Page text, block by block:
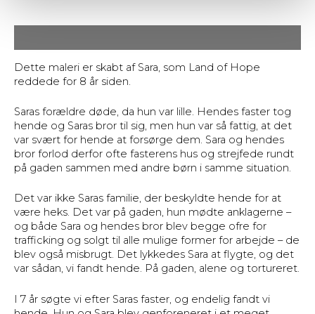
Dette maleri er skabt af Sara, som Land of Hope
reddede for 8 år siden.
Saras forældre døde, da hun var lille. Hendes faster tog
hende og Saras bror til sig, men hun var så fattig, at det
var svært for hende at forsørge dem. Sara og hendes
bror forlod derfor ofte fasterens hus og strejfede rundt
på gaden sammen med andre børn i samme situation.
Det var ikke Saras familie, der beskyldte hende for at
være heks. Det var på gaden, hun mødte anklagerne –
og både Sara og hendes bror blev begge ofre for
trafficking og solgt til alle mulige former for arbejde – de
blev også misbrugt. Det lykkedes Sara at flygte, og det
var sådan, vi fandt hende. På gaden, alene og tortureret.
I 7 år søgte vi efter Saras faster, og endelig fandt vi